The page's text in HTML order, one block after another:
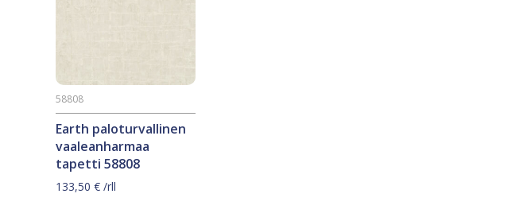
Earth paloturvallinen
vaaleanharmaa
tapetti 58808
58808
133,50 € /rll